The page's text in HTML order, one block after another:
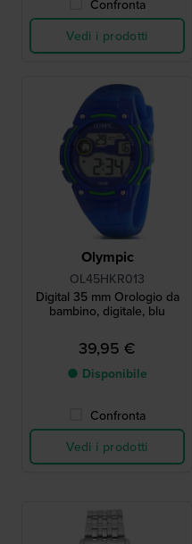
Confronta
Vedi i prodotti
Olympic
OL45HKR013
Digital 35 mm Orologio da
bambino, digitale, blu
39,95 €
● Disponibile
Confronta
Vedi i prodotti